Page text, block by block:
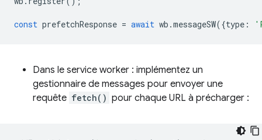
const prefetchResponse = await wb .messageSW({type :
Dans le service worker : implémentez un
gestionnaire de messages pour envoyer une
requête fetch() pour chaque URL à précharger :